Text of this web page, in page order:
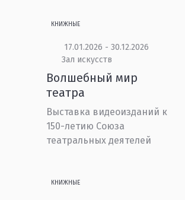
КНИЖНЫЕ
17.01.2026 - 30.12.2026
Зал искусств
Волшебный мир
театра
Выставка видеоизданий к
150-летию Союза
театральных деятелей
КНИЖНЫЕ